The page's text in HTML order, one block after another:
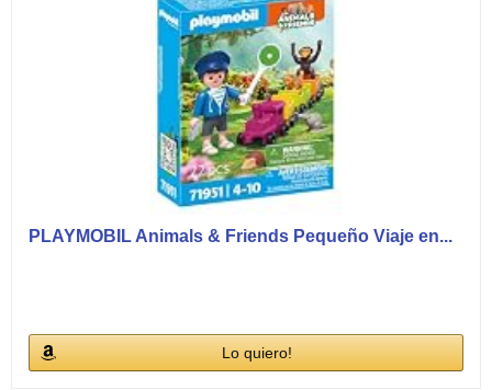
PLAYMOBIL Animals & Friends Pequeño Viaje en...
Lo quiero!